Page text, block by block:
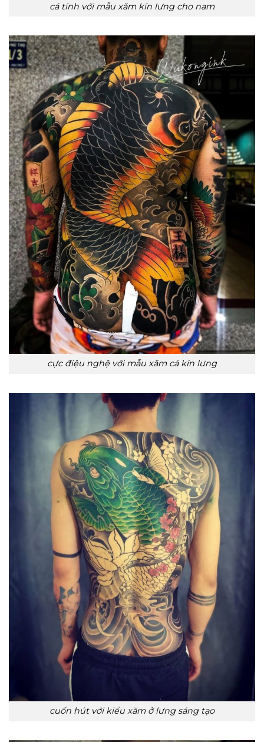
cá tính với mẫu xăm kín lưng cho nam
cực điệu nghệ với mẫu xăm cá kín lưng
cuốn hút với kiểu xăm ở lưng sáng tạo